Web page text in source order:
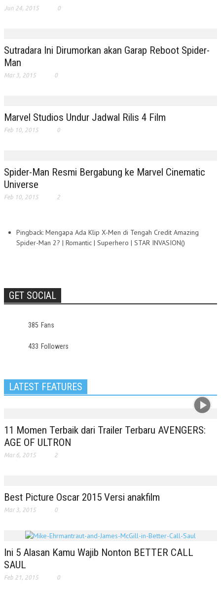
Jun 24, 2015 0
Sutradara Ini Dirumorkan akan Garap Reboot Spider-
Man
Mar 3, 2015 0
Marvel Studios Undur Jadwal Rilis 4 Film
Feb 10, 2015 0
Spider-Man Resmi Bergabung ke Marvel Cinematic
Universe
Feb 10, 2015 2
Pingback: Mengapa Ada Klip X-Men di Tengah Credit Amazing
Spider-Man 2? | Romantic | Superhero | STAR INVASION()
GET SOCIAL
385 Fans
433 Followers
LATEST FEATURES
11 Momen Terbaik dari Trailer Terbaru AVENGERS:
AGE OF ULTRON
Mar 6, 2015 2
Best Picture Oscar 2015 Versi anakfilm
Mar 3, 2015 0
Ini 5 Alasan Kamu Wajib Nonton BETTER CALL
SAUL
Feb 21, 2015 0